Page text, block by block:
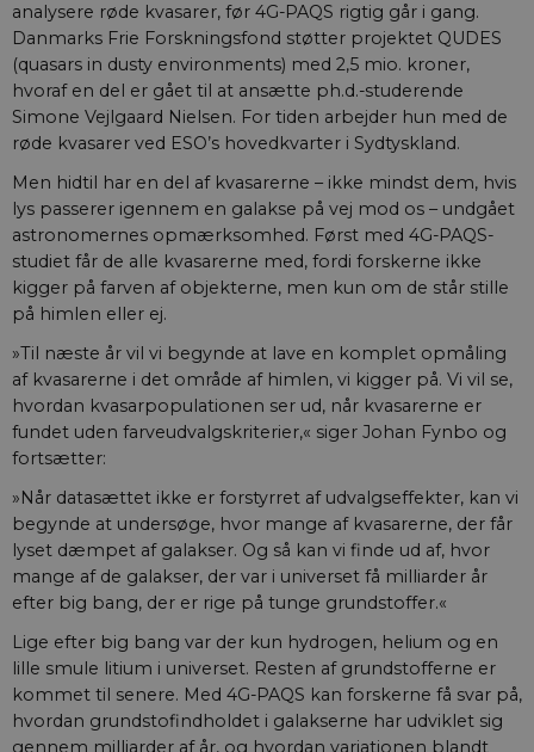
analysere røde kvasarer, før 4G-PAQS rigtig går i gang.
Danmarks Frie Forskningsfond støtter projektet QUDES
(quasars in dusty environments) med 2,5 mio. kroner,
hvoraf en del er gået til at ansætte ph.d.-studerende
Simone Vejlgaard Nielsen. For tiden arbejder hun med de
røde kvasarer ved ESO’s hovedkvarter i Sydtyskland.
Men hidtil har en del af kvasarerne – ikke mindst dem, hvis
lys passerer igennem en galakse på vej mod os – undgået
astronomernes opmærksomhed. Først med 4G-PAQS-
studiet får de alle kvasarerne med, fordi forskerne ikke
kigger på farven af objekterne, men kun om de står stille
på himlen eller ej.
»Til næste år vil vi begynde at lave en komplet opmåling
af kvasarerne i det område af himlen, vi kigger på. Vi vil se,
hvordan kvasarpopulationen ser ud, når kvasarerne er
fundet uden farveudvalgskriterier,« siger Johan Fynbo og
fortsætter:
»Når datasættet ikke er forstyrret af udvalgseffekter, kan vi
begynde at undersøge, hvor mange af kvasarerne, der får
lyset dæmpet af galakser. Og så kan vi finde ud af, hvor
mange af de galakser, der var i universet få milliarder år
efter big bang, der er rige på tunge grundstoffer.«
Lige efter big bang var der kun hydrogen, helium og en
lille smule litium i universet. Resten af grundstofferne er
kommet til senere. Med 4G-PAQS kan forskerne få svar på,
hvordan grundstofindholdet i galakserne har udviklet sig
gennem milliarder af år, og hvordan variationen blandt